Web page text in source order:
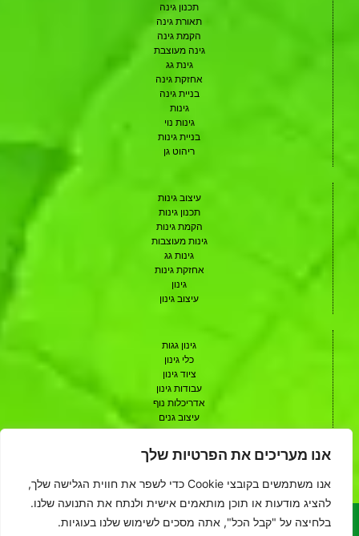
אנו מעריכים את הפרטיות שלך
אנו משתמשים בקובצי Cookie כדי לשפר את חווית הגלישה שלך,
להציג מודעות או תוכן מותאמים אישית ולנתח את התנועה שלנו.
בלחיצה על "קבל הכל", אתה מסכים לשימוש שלנו בעוגיות.
תכנון גינה
תאורת גינה
הקמת גינה
גינה מעוצבת
גינת גג
אחזקת גינה
בניית גינה
גינות
גינות נוי
בניית גינות
ריהוט גן
עיצוב גינות
תכנון גינות
הקמת גינות
גינות מעוצבות
גינות גג
אחזקת גינות
גינון
עיצוב גינון
גינון גגות
כלי גינון
ציוד גינון
עבודות גינון
אדריכלות נוף
עיצוב גנים
תכנון גנים
אדריכל נוף
האתר הינו אתר פרסומי המאגד בתוכו בעלי מקצוע מהתחום. אין בעלי האתר